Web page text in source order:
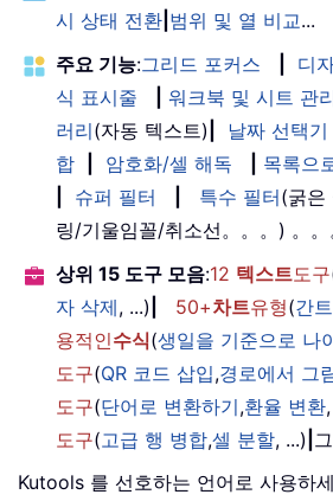
시 상태 전환 범위 및 열 비교...
주요 기능:그리드 포커스 디
식 표시줄
워크북 및 시트 관
러리(자동 텍스트) 날짜 선택기
합
암호화/셀 해독
목록으
슈퍼 필터 특수 필터(굵은
링/기울임꼴/취소선。。。) 。。
상위 15 도구 모음:12 텍스트도구
자 삭제, ...) 50+차트유형(간
용적인수식(생일을 기준으로 나
도구(QR 코드 삽입,경로에서 그
도구(단어로 변환하기,환율 변환
도구(고급 행 병합,셀 분할, ...)
Kutools 를 선호하는 언어로 사용하